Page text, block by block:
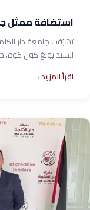
استضافة ممثل
تشرّفت جامعة دار
السيد يونغ كول
اقرأ المزيد